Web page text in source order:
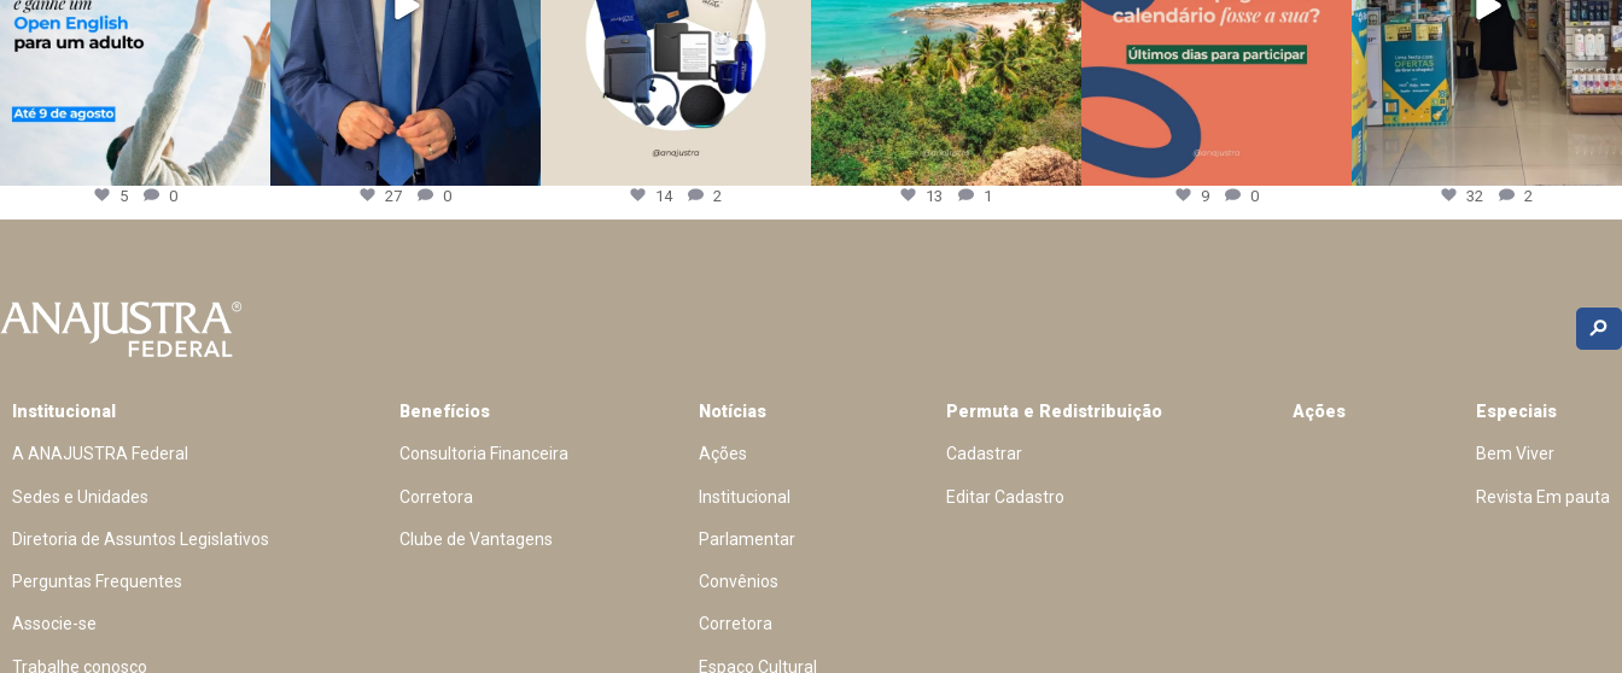
5 0 27 0 14 2 13 1 9 0 32 2
Institucional
A ANAJUSTRA Federal
Sedes e Unidades
Diretoria de Assuntos Legislativos
Perguntas Frequentes
Associe-se
Trabalhe conosco
Benefícios
Consultoria Financeira
Corretora
Clube de Vantagens
Notícias
Ações
Institucional
Parlamentar
Convênios
Corretora
Espaço Cultural
Permuta e Redistribuição
Cadastrar
Editar Cadastro
Ações Especiais
Bem Viver
Revista Em pauta